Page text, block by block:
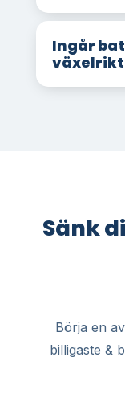
Ingår
Sänk
Börja en
billigaste &